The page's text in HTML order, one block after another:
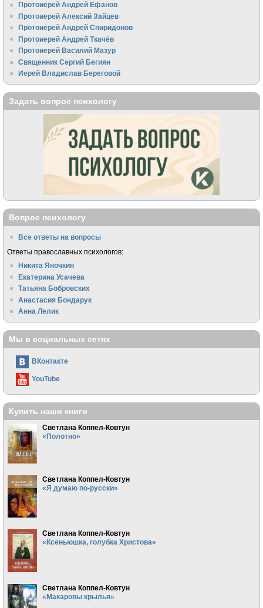
Протоиерей Андрей Ефанов
Протоиерей Алексий Зайцев
Протоиерей Андрей Спиридонов
Протоиерей Андрей Ткачёв
Протоиерей Василий Мазур
Священник Сергий Бегиян
Иерей Владислав Береговой
Задать вопрос психологу
Вопрос психологу
Все ответы на вопросы
Ответы православных психологов:
Никита Яночкин
Екатерина Усачева
Татьяна Бобровских
Анастасия Бондарук
Анна Лелик
Мы в социальных сетях
ВКонтакте
YouTube
Купить наши книги
Светлана Коппел-Ковтун
«Полотно»
Светлана Коппел-Ковтун
«Я думаю по-русски»
Светлана Коппел-Ковтун
«Ксеньюшка, голубка Христова»
Светлана Коппел-Ковтун
«Макаровы крылья»